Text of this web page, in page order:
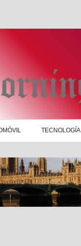
TECNOLOGÍA